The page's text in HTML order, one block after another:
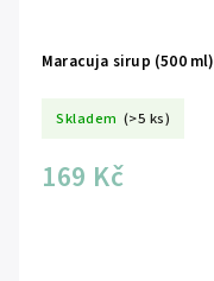
Maracuja sirup (500 ml)
Skladem (>5 ks)
169 Kč